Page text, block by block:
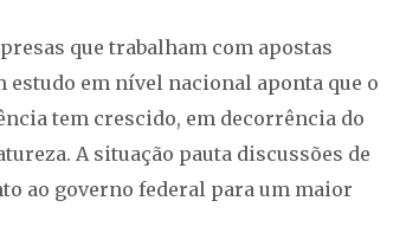
que trabalham com apostas
estudo em nível nacional aponta que o
tem crescido, em decorrência do
A situação pauta discussões de
ao governo federal para um maior